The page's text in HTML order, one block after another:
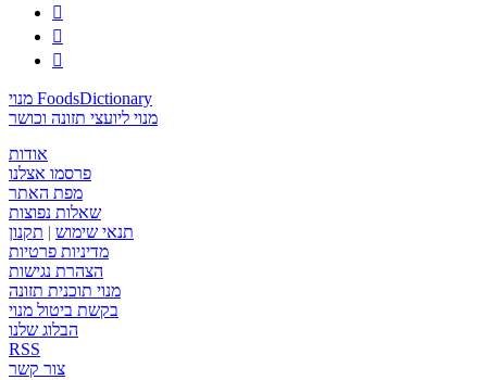



מנוי FoodsDictionary
מנוי ליועצי תזונה וכושר
אודות
פרסמו אצלנו
מפת האתר
שאלות נפוצות
תנאי שימוש | תקנון
מדיניות פרטיות
הצהרת נגישות
מנוי תוכנית תזונה
בקשת ביטול מנוי
הבלוג שלנו
RSS
צור קשר